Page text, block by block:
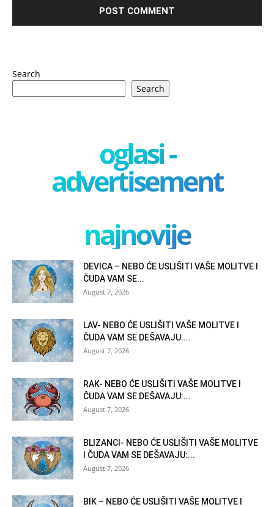
Search
Search
oglasi -
advertisement
najnovije
DEVICA – NEBO ĆE USLIŠITI VAŠE MOLITVE I
ČUDA VAM SE...
August 7, 2026
LAV- NEBO ĆE USLIŠITI VAŠE MOLITVE I
ČUDA VAM SE DEŠAVAJU:...
August 7, 2026
RAK- NEBO ĆE USLIŠITI VAŠE MOLITVE I
ČUDA VAM SE DEŠAVAJU:...
August 7, 2026
BLIZANCI- NEBO ĆE USLIŠITI VAŠE MOLITVE
I ČUDA VAM SE DEŠAVAJU:...
August 7, 2026
BIK – NEBO ĆE USLIŠITI VAŠE MOLITVE I